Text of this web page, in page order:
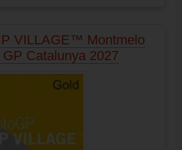
VILLAGE™ Montmelo
Catalunya 2027